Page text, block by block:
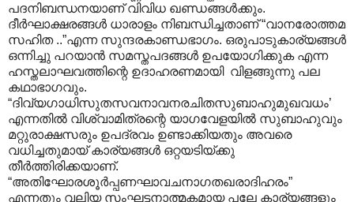
പദനിബന്ധനയാണ് വിവിധ ഖണ്ഡങ്ങള്‍ക്കും.
ദീർഘാക്ഷരങ്ങൾ ധാരാളം നിബന്ധിച്ചതാണ് “വാനരോത്തമ
സഹിത ..”എന്ന സുന്ദരകാണ്ഡഭാ‍ഗം. ഒരുപാടുകാര്യങ്ങള്‍
ഒന്നിച്ചു പറയാന്‍ സമസ്തപദങ്ങള്‍ ഉപയോഗിക്കുക എന്ന
ഹസ്തലാഘവത്തിന്റെ ഉദാഹരണമായി വിളങ്ങുന്നു പല
കഥാഭാഗവും.
“ദിവ്യഗാധിസുതസവനാവനരചിതസുബാഹുമുഖവധം’
എന്നതില്‍ വിശ്വാമിത്രന്റെ യാഗവേളയില്‍ സുബാഹുവും
മറ്റുരാക്ഷസരും ഉപദ്രവം ഉണ്ടാക്കിയതും അവരെ
വധിച്ചതുമായ് കാര്യങ്ങള്‍ ഒറ്റയടിയ്ക്കു
തീര്‍ത്തിരിക്കയാണ്.
“അതിഘോരശൂര്‍പ്പണഘാവചനാഗതഖരാദിഹരം”
എന്നതും വലിയ സംഘട്ടനാത്മകമായ പലേ കാര്യങ്ങളും